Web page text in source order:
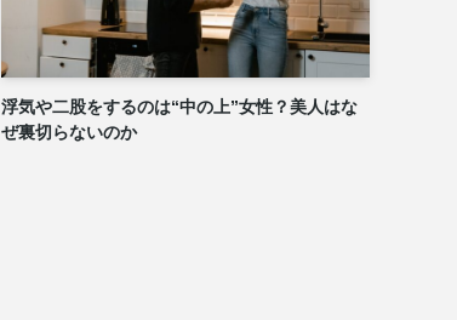
浮気や二股をするのは“中の上”女性？美人はな
ぜ裏切らないのか